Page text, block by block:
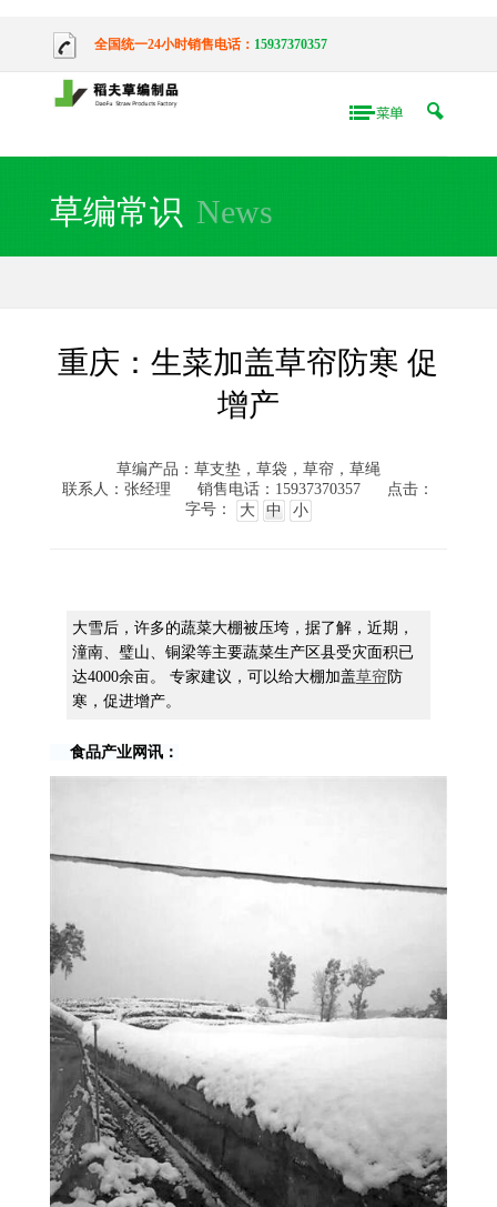
全国统一24小时销售电话： 15937370357
草编常识 News
重庆：生菜加盖草帘防寒 促
增产
草编产品：草支垫，草袋，草帘，草绳
联系人：张经理
销售电话：15937370357
点击：
字号：
大 中 小
大雪后，许多的蔬菜大棚被压垮，据了解，近期，
潼南、璧山、铜梁等主要蔬菜生产区县受灾面积已
达4000余亩。 专家建议，可以给大棚加盖草帘防
寒，促进增产。
食品产业网讯：